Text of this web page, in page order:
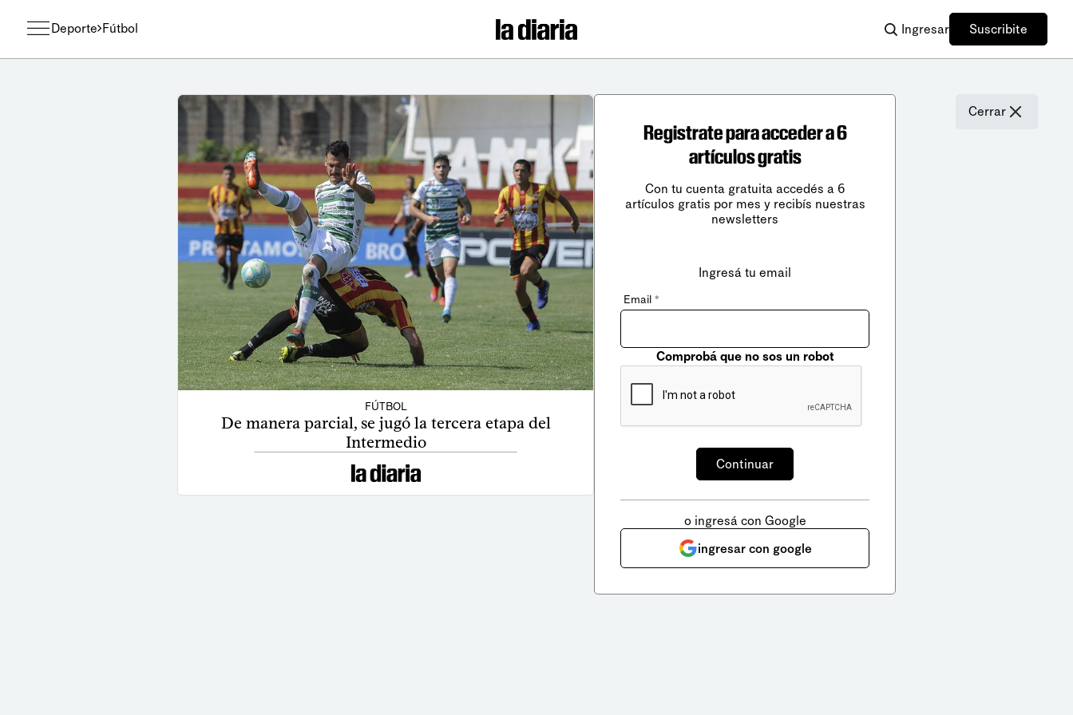
Deporte Fútbol Ingresar Suscribite
FÚTBOL
De manera parcial, se jugó la tercera etapa del
Intermedio
Cerrar
Registrate para acceder a 6
artículos gratis
Con tu cuenta gratuita accedés a 6
artículos gratis por mes y recibís nuestras
newsletters
Ingresá tu email
Email *
Comprobá que no sos un robot
o ingresá con Google
ingresar con google